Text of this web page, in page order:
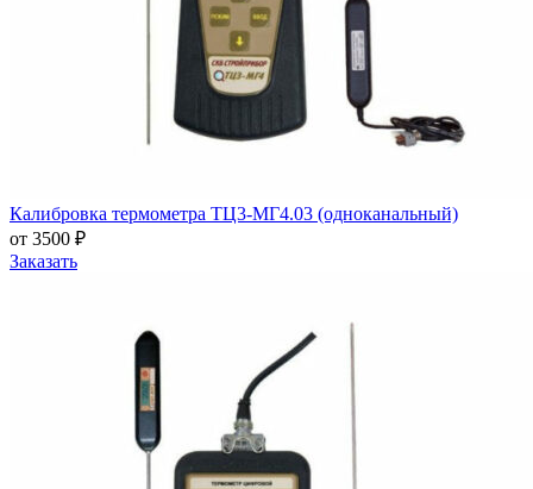
Калибровка термометра ТЦ3-МГ4.03 (одноканальный)
от 3500 ₽
Заказать